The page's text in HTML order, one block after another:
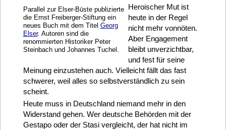
Parallel zur Elser-Büste publizierte
die Ernst Freiberger-Stiftung ein
neues Buch mit dem Titel Georg
Elser. Autoren sind die
renommierten Historiker Peter
Steinbach und Johannes Tuchel.
Heroischer Mut ist
heute in der Regel
nicht mehr vonnöten.
Aber Engagement
bleibt unverzichtbar,
und fest für seine
Meinung einzustehen auch. Vielleicht fällt das fast
schwerer, weil alles so selbstverständlich zu sein
scheint.
Heute muss in Deutschland niemand mehr in den
Widerstand gehen. Wer deutsche Behörden mit der
Gestapo oder der Stasi vergleicht, der hat nicht im